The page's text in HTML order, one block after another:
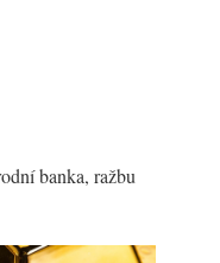
banka, ražbu